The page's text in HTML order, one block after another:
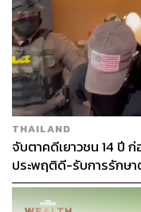
THAILAND
จับตาคดีเยาวชน 14 ปี
ประพฤติดี-รับการรักษ